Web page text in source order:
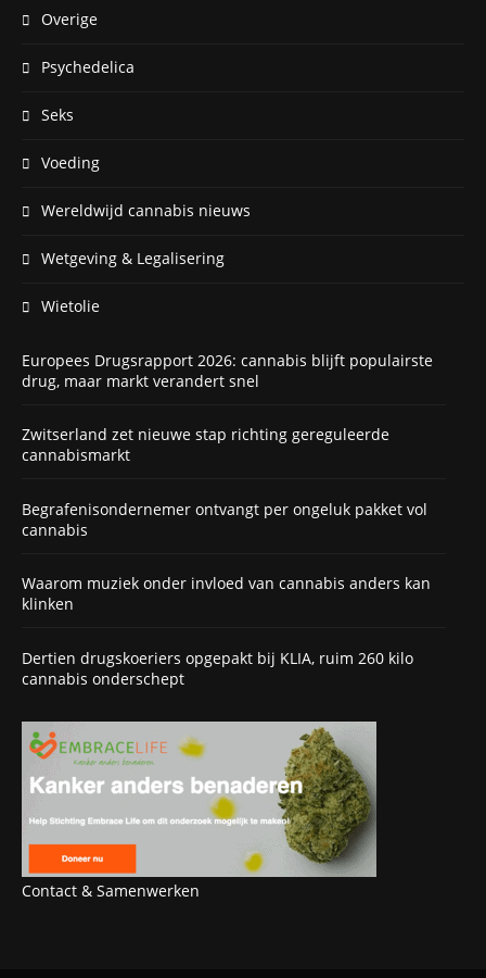
Overige
Psychedelica
Seks
Voeding
Wereldwijd cannabis nieuws
Wetgeving & Legalisering
Wietolie
Europees Drugsrapport 2026: cannabis blijft populairste
drug, maar markt verandert snel
Zwitserland zet nieuwe stap richting gereguleerde
cannabismarkt
Begrafenisondernemer ontvangt per ongeluk pakket vol
cannabis
Waarom muziek onder invloed van cannabis anders kan
klinken
Dertien drugskoeriers opgepakt bij KLIA, ruim 260 kilo
cannabis onderschept
Contact & Samenwerken